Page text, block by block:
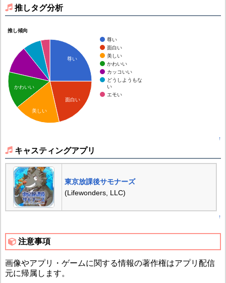
推しタグ分析
推し傾向
尊い
面白い
美しい
かわいい
カッコいい
どうしようもな
い
エモい
尊い
面白い
かわいい
美しい
↑
キャスティングアプリ
東京放課後サモナーズ
(Lifewonders, LLC)
↑
注意事項
画像やアプリ・ゲームに関する情報の著作権はアプリ配信
元に帰属します。